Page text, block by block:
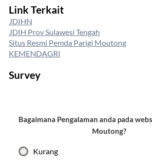
Link Terkait
JDIHN
JDIH Prov Sulawesi Tengah
Situs Resmi Pemda Parigi Moutong
KEMENDAGRI
Survey
Bagaimana Pengalaman anda pada
Moutong?
Kurang